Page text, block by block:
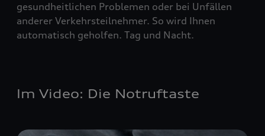
gesundheitlichen Problemen oder bei Unfällen
anderer Verkehrsteilnehmer. So wird Ihnen
automatisch geholfen. Tag und Nacht.
Im Video: Die Notruftaste